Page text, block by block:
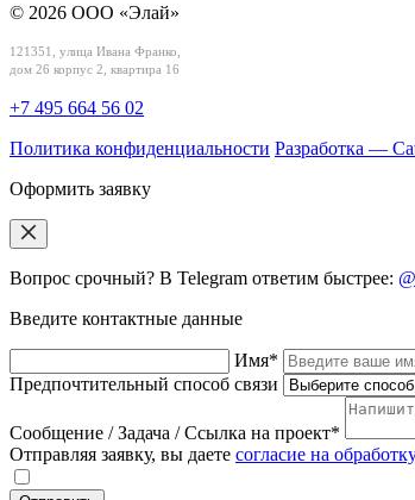
© 2026 ООО «Элай»
121351, улица Ивана Франко,
дом 26 корпус 2, квартира 16
+7 495 664 56 02
Политика конфиденциальности Разработка —
Оформить заявку
Вопрос срочный? В Telegram ответим быстрее:
Введите контактные данные
Имя*
Предпочтительный способ связи
Сообщение / Задача / Ссылка на проект*
Отправляя заявку, вы даете согласие на